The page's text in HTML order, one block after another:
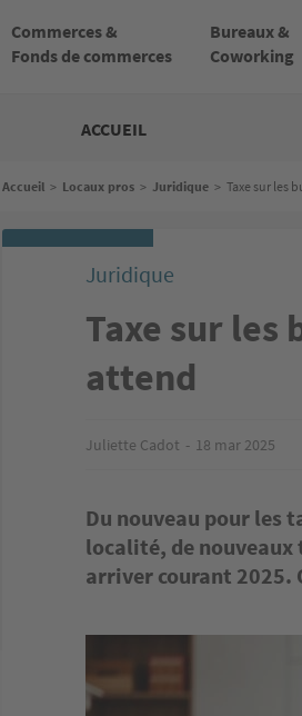
Commerces &
Fonds de commerces
Bureaux &
Coworking
ACCUEIL
Fil
Accueil > Locaux pros > Juridique > Taxe sur les
Juridique
Taxe sur les
attend
Juliette Cadot 18 mar 2025
Du nouveau pour les
localité, de nouveaux
arriver courant 2025.